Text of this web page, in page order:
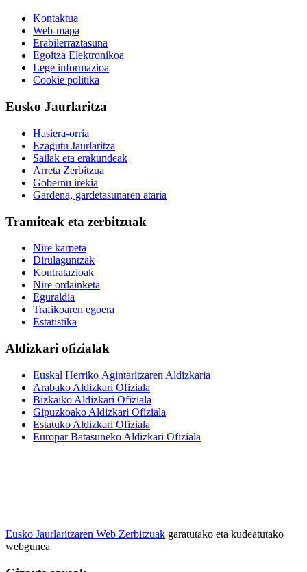
Kontaktua
Web-mapa
Erabilerraztasuna
Egoitza Elektronikoa
Lege informazioa
Cookie politika
Eusko Jaurlaritza
Hasiera-orria
Ezagutu Jaurlaritza
Sailak eta erakundeak
Arreta Zerbitzua
Gobernu irekia
Gardena, gardetasunaren ataria
Tramiteak eta zerbitzuak
Nire karpeta
Dirulaguntzak
Kontratazioak
Nire ordainketa
Eguraldia
Trafikoaren egoera
Estatistika
Aldizkari ofizialak
Euskal Herriko Agintaritzaren Aldizkaria
Arabako Aldizkari Ofiziala
Bizkaiko Aldizkari Ofiziala
Gipuzkoako Aldizkari Ofiziala
Estatuko Aldizkari Ofiziala
Europar Batasuneko Aldizkari Ofiziala
Eusko Jaurlaritzaren Web Zerbitzuak garatutako eta kudeatutako
webgunea